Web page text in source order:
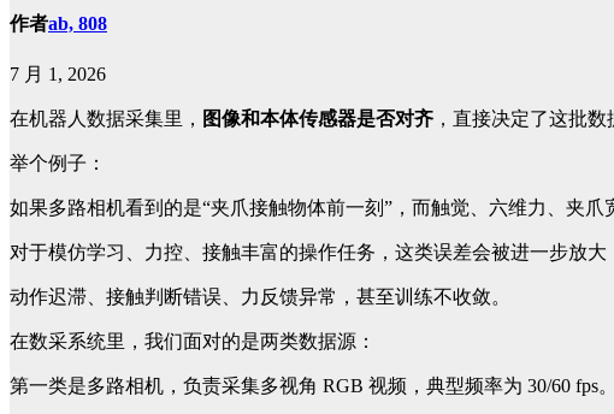
作者ab, 808
7 月 1, 2026
在机器人数据采集里， 图像和本体传感器是否对齐 ，直接决定了这批数
举个例子：
如果多路相机看到的是“夹爪接触物体前一刻”，而触觉、六维力、夹
对于模仿学习、力控、接触丰富的操作任务，这类误差会被进一步放大
动作迟滞、接触判断错误、力反馈异常，甚至训练不收敛。
在数采系统里，我们面对的是两类数据源：
第一类是多路相机，负责采集多视角 RGB 视频，典型频率为 30/60 fps。